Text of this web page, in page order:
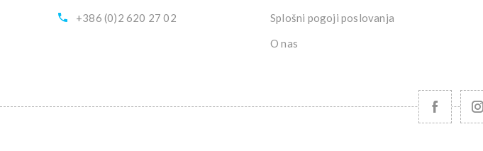
+386 (0)2 620 27 02
Splošni pogoji poslovanja
O nas